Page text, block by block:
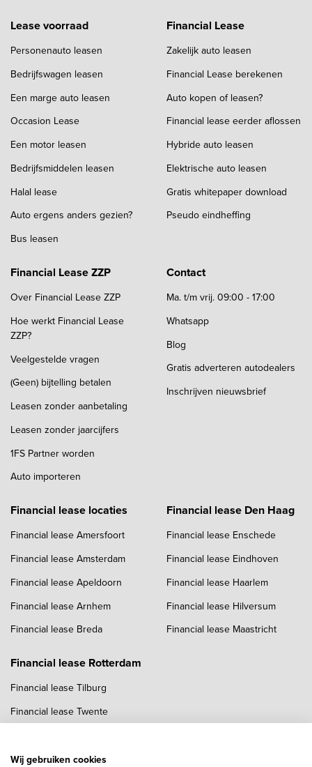
Lease voorraad
Personenauto leasen
Bedrijfswagen leasen
Een marge auto leasen
Occasion Lease
Een motor leasen
Bedrijfsmiddelen leasen
Halal lease
Auto ergens anders gezien?
Bus leasen
Financial Lease
Zakelijk auto leasen
Financial Lease berekenen
Auto kopen of leasen?
Financial lease eerder aflossen
Hybride auto leasen
Elektrische auto leasen
Gratis whitepaper download
Pseudo eindheffing
Financial Lease ZZP
Over Financial Lease ZZP
Hoe werkt Financial Lease
ZZP?
Veelgestelde vragen
(Geen) bijtelling betalen
Leasen zonder aanbetaling
Leasen zonder jaarcijfers
1FS Partner worden
Auto importeren
Contact
Ma. t/m vrij. 09:00 - 17:00
Whatsapp
Blog
Gratis adverteren autodealers
Inschrijven nieuwsbrief
Financial lease locaties
Financial lease Amersfoort
Financial lease Amsterdam
Financial lease Apeldoorn
Financial lease Arnhem
Financial lease Breda
Financial lease Den Haag
Financial lease Enschede
Financial lease Eindhoven
Financial lease Haarlem
Financial lease Hilversum
Financial lease Maastricht
Financial lease Rotterdam
Financial lease Tilburg
Financial lease Twente
Financial lease Zwolle
Wij gebruiken cookies